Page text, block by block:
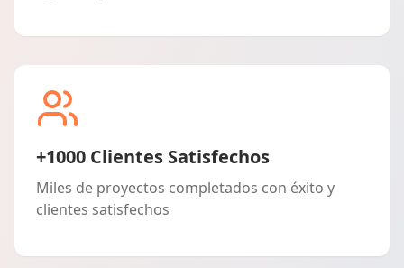
+1000 Clientes Satisfechos
Miles de proyectos completados con éxito y
clientes satisfechos